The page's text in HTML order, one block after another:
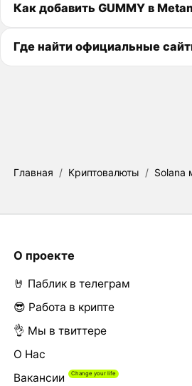
Как добавить GUMMY в
Где найти официальные
Главная / Криптовалюты / Solana
О проекте
🤘 Паблик в телеграм
😎 Работа в крипте
👌 Мы в твиттере
О Нас
Вакансии